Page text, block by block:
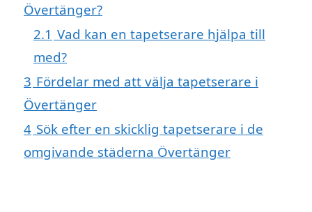
Övertänger?
2.1 Vad kan en tapetserare hjälpa till
med?
3 Fördelar med att välja tapetserare i
Övertänger
4 Sök efter en skicklig tapetserare i de
omgivande städerna Övertänger